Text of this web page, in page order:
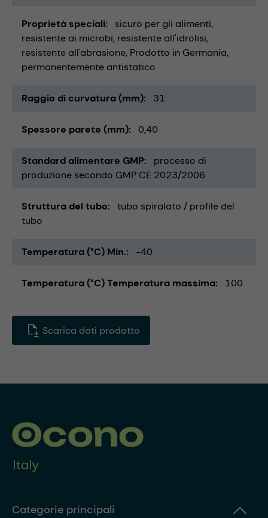
Proprietà speciali
sicuro per gli alimenti
resistente ai microbi resistente all'idrolisi
resistente all'abrasione Prodotto in Germania
permanentemente antistatico
Raggio di curvatura (mm) 31
Spessore parete (mm) 0,40
Standard alimentare GMP
processo di
produzione secondo GMP CE 2023/2006
Struttura del tubo
tubo spiralato / profile del
tubo
Temperatura (°C) Min. -40
Temperatura (°C) Temperatura massima 100
Scarica dati prodotto
Categorie principali